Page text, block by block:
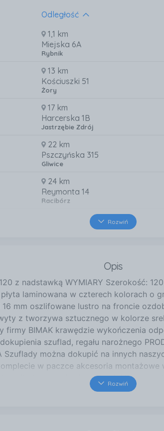
Odległość
1,1 km
Miejska 6A
Rybnik
13 km
Kościuszki 51
Żory
17 km
Harcerska 1B
Jastrzębie Zdrój
22 km
Pszczyńska 315
Gliwice
24 km
Reymonta 14
Racibórz
Jana Nowaka Jeziorańskiego 1
33 km
Towarowa 2c
Tychy
33 km
ul. Towarowa 2E
37 km
Kędzierzyn-Koźle
Rozwiń
Opis
z nadstawką WYMIARY Szerokość:
płyta laminowana w czterech kolorach o
mm oszlifowane lustro na froncie
z tworzywa sztucznego w kolorze
firmy BIMAK krawędzie wykończenia
szuflad, regału narożnego
Szuflady można dokupić na innych
w paczce akcesoria
szuflady montuje się w drugiej komorze
w zestawie Dostępne kolorystyki szaf
Rozwiń